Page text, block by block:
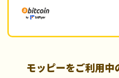
モッピーをご利用